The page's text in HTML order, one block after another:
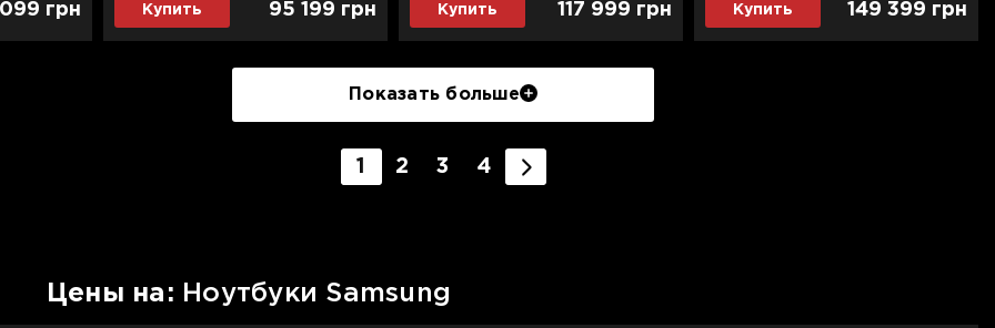
грн
(SSD)/Intel Arc) (NP940XHA-
KG4US) (Standard)
Купить 95 199 грн
(SSD)/Intel Arc) (NP940XHA-
KG5US) (Standard)
Купить 117 999 грн
(SSD)/Intel Arc) (NP940XHA-
KG6US) (Standard)
Купить 149 399 грн
Показать больше
1 2 3 4
Цены на: Ноутбуки Samsung